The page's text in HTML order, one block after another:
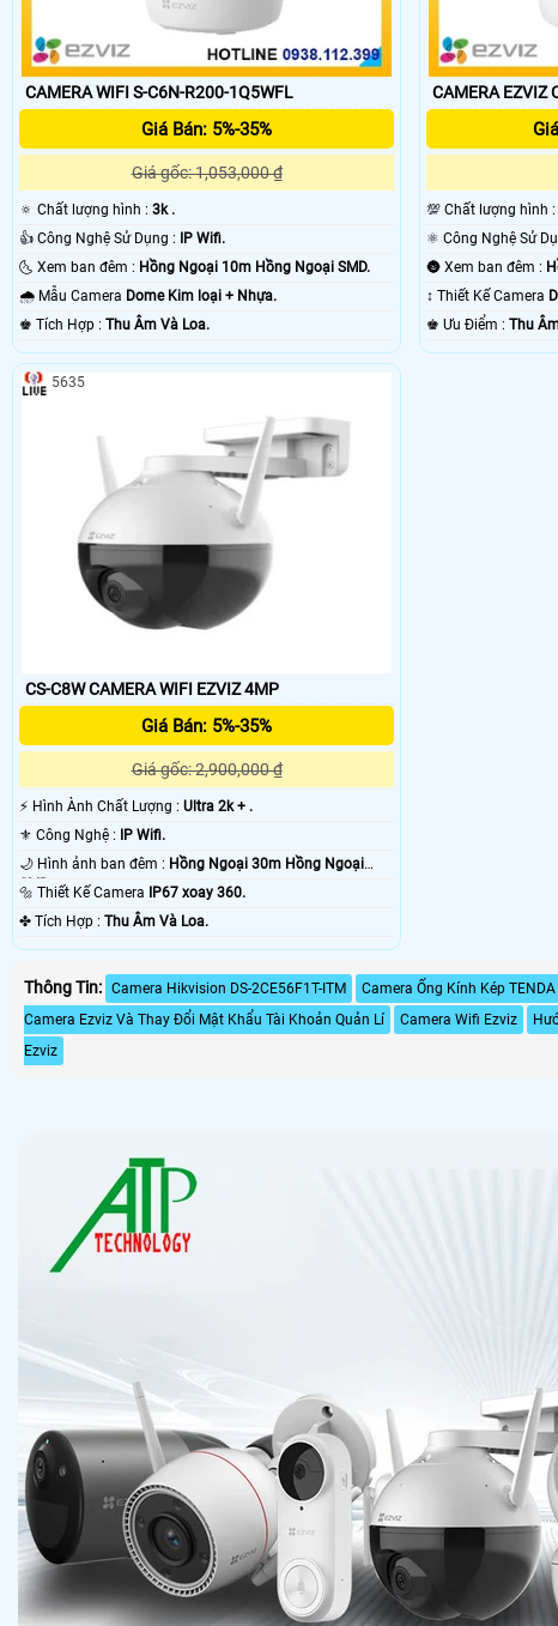
CAMERA WIFI S-C6N-R200-1Q5WFL
Giá Bán: 5%-35%
Giá gốc: 1,053,000 ₫
🔅 Chất lượng hình : 3k .
👍 Công Nghệ Sử Dụng :
IP Wifi.
🌜 Xem ban đêm : Hồng Ngoại 10m Hồng Ngoại SMD.
🌧️ Mẫu Camera Dome Kim loại + Nhựa.
️♚ Tích Hợp : Thu Âm Và Loa.
CAMERA EZVIZ
💯 Chất lượng hình :
🌚 Xem ban đêm :
↕️ Thiết Kế Camera
️♚ Ưu Điểm : Thu
CS-C8W CAMERA WIFI EZVIZ 4MP
Giá Bán: 5%-35%
Giá gốc: 2,900,000 ₫
️⚡ Hình Ành Chất Lượng : Ultra 2k + .
⚜️ Công Nghệ :
IP Wifi.
🌙 Hình ảnh ban đêm : Hồng Ngoại 30m Hồng Ngoại
SMD.🔩 Thiết Kế Camera
IP67 xoay 360.
️✤ Tích Hợp : Thu Âm Và Loa.
5635
Thông Tin: Camera Hikvision DS-2CE56F1T-ITM Camera Ống Kính Kép TENDA
Camera Ezviz Và Thay Đổi Mật Khẩu Tài Khoản Quản Lí
Camera Wifi Ezviz
Ezviz